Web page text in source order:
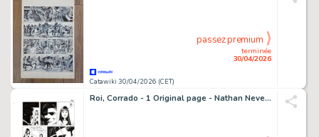
Catawiki 30/04/2026 (CET)
terminée
30/04/2026
passez premium
Roi, Corrado - 1 Original page - Nathan Never Gigante #17 - "I giorni della maschera" - 2014